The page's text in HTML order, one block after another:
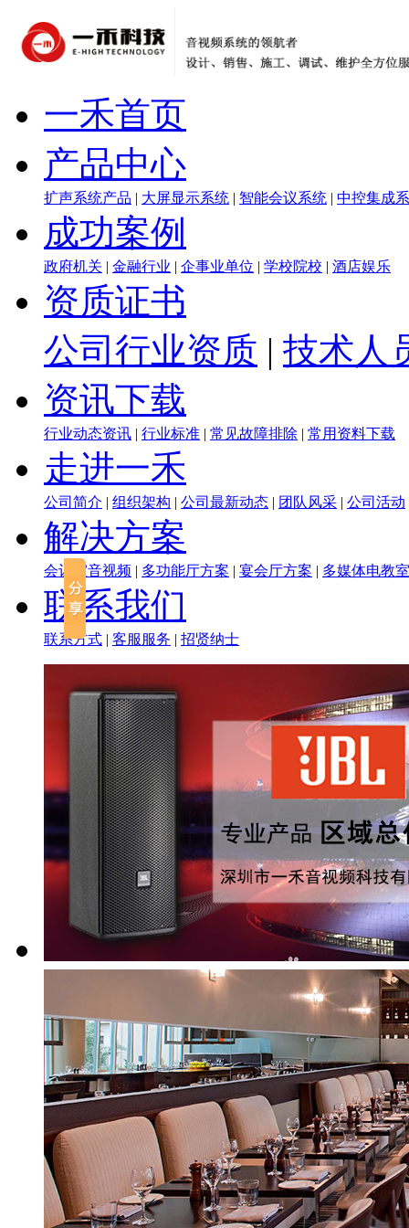
一禾首页
产品中心
扩声系统产品 | 大屏显示系统 | 智能会议系统 | 中控集成
成功案例
政府机关 | 金融行业 | 企事业单位 | 学校院校 | 酒店娱乐
资质证书
公司行业资质 | 技术人
资讯下载
行业动态资讯 | 行业标准 | 常见故障排除 | 常用资料下载
走进一禾
公司简介 | 组织架构 | 公司最新动态 | 团队风采 | 公司活动
解决方案
会议室音视频 | 多功能厅方案 | 宴会厅方案 | 多媒体电教室
联系我们
联系方式 | 客服服务 | 招贤纳士